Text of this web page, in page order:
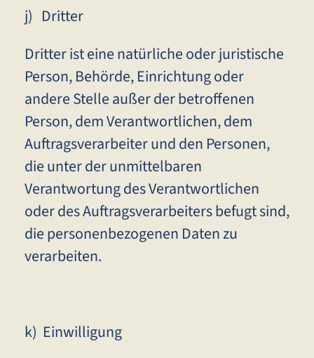
j) Dritter
Dritter ist eine natürliche oder juristische
Person, Behörde, Einrichtung oder
andere Stelle außer der betroffenen
Person, dem Verantwortlichen, dem
Auftragsverarbeiter und den Personen,
die unter der unmittelbaren
Verantwortung des Verantwortlichen
oder des Auftragsverarbeiters befugt sind,
die personenbezogenen Daten zu
verarbeiten.
k) Einwilligung